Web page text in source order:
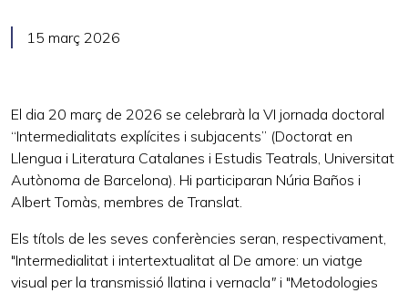
15 març 2026
El dia 20 març de 2026 se celebrarà la VI jornada doctoral
“Intermedialitats explícites i subjacents” (Doctorat en
Llengua i Literatura Catalanes i Estudis Teatrals, Universitat
Autònoma de Barcelona). Hi participaran Núria Baños i
Albert Tomàs, membres de Translat.
Els títols de les seves conferències seran, respectivament,
"Intermedialitat i intertextualitat al De amore: un viatge
visual per la transmissió llatina i vernacla" i "Metodologies